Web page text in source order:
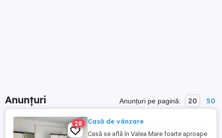
Anunțuri Anunțuri pe pagină: 20 50
28 Casă de vânzare
Casă se află în Valea Mare foarte aproape